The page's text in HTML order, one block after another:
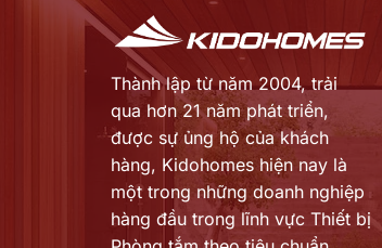
Thành lập từ năm 2004, trải
qua hơn 21 năm phát triển,
được sự ủng hộ của khách
hàng, Kidohomes hiện nay là
một trong những doanh nghiệp
hàng đầu trong lĩnh vực Thiết bị